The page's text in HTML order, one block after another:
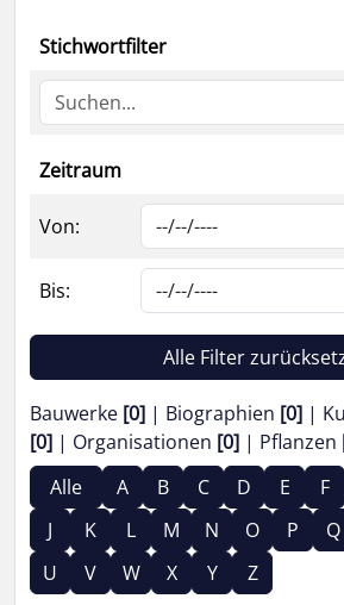
Stichwortfilter
Zeitraum
Von:
Bis:
Alle Filter
Bauwerke [0] Biographien [0]
[0]
Organisationen [0] Pflanzen
Alle
A B C D E F
J
K L M N O P Q
U
V W X Y Z